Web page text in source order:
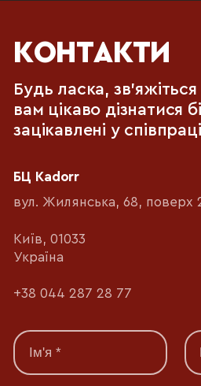
КОНТАКТИ
Будь ласка,
вам цікаво дізнатися
зацікавлені у
БЦ Kadorr
вул. Жилянська, 68, поверх
Київ, 01033
Україна
+38 044 287 28 77